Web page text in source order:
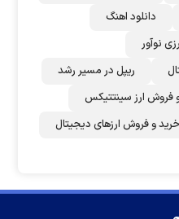
دانلود اهنگ
نوآور
ریپل در مسیر رشد
فروش ارز سینتتیکس
خرید و فروش ارزهای دیجیتال